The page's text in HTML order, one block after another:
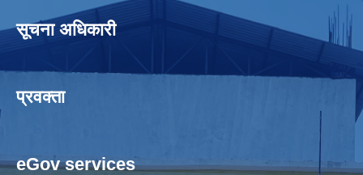
सूचना अधिकारी
प्रवक्ता
eGov services